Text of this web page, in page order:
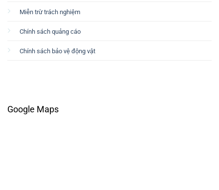
Miễn trừ trách nghiệm
Chính sách quảng cáo
Chính sách bảo vệ động vật
Google Maps